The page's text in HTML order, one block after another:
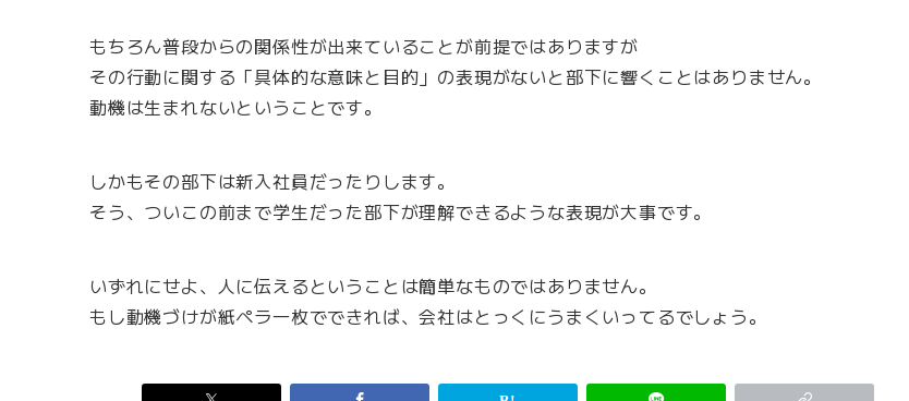
もちろん普段からの関係性が出来ていることが前提ではありますが
その行動に関する「具体的な意味と目的」の表現がないと部下に響くことはありません。
動機は生まれないということです。
しかもその部下は新入社員だったりします。
そう、ついこの前まで学生だった部下が理解できるような表現が大事です。
いずれにせよ、人に伝えるということは簡単なものではありません。
もし動機づけが紙ペラ一枚でできれば、会社はとっくにうまくいってるでしょう。